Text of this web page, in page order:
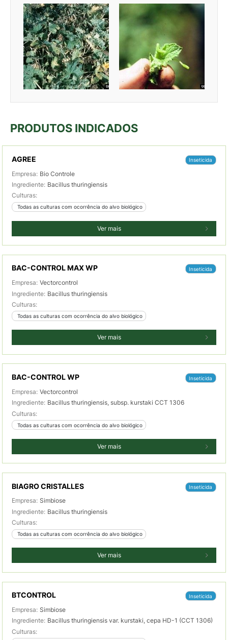
PRODUTOS INDICADOS
AGREE Inseticida
Empresa: Bio Controle
Ingrediente: Bacillus thuringiensis
Culturas:
Todas as culturas com ocorrência do alvo biológico
Ver mais
BAC-CONTROL MAX WP Inseticida
Empresa: Vectorcontrol
Ingrediente: Bacillus thuringiensis
Culturas:
Todas as culturas com ocorrência do alvo biológico
Ver mais
BAC-CONTROL WP Inseticida
Empresa: Vectorcontrol
Ingrediente: Bacillus thuringiensis, subsp. kurstaki CCT 1306
Culturas:
Todas as culturas com ocorrência do alvo biológico
Ver mais
BIAGRO CRISTALLES Inseticida
Empresa: Simbiose
Ingrediente: Bacillus thuringiensis
Culturas:
Todas as culturas com ocorrência do alvo biológico
Ver mais
BTCONTROL Inseticida
Empresa: Simbiose
Ingrediente: Bacillus thuringiensis var. kurstaki, cepa HD-1 (CCT 1306)
Culturas: